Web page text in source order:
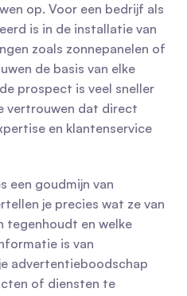
op. Voor een bedrijf als
is in de installatie van
zoals zonnepanelen of
de basis van elke
prospect is veel sneller
vertrouwen dat direct
en klantenservice
een goudmijn van
je precies wat ze van
tegenhoudt en welke
is van
advertentieboodschap
of diensten te